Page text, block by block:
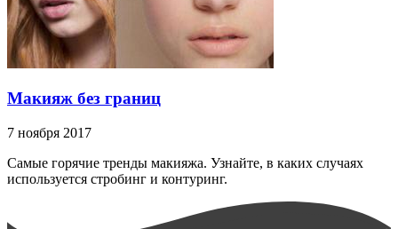
Макияж без границ
7 ноября 2017
Самые горячие тренды макияжа. Узнайте, в каких случаях
используется стробинг и контуринг.